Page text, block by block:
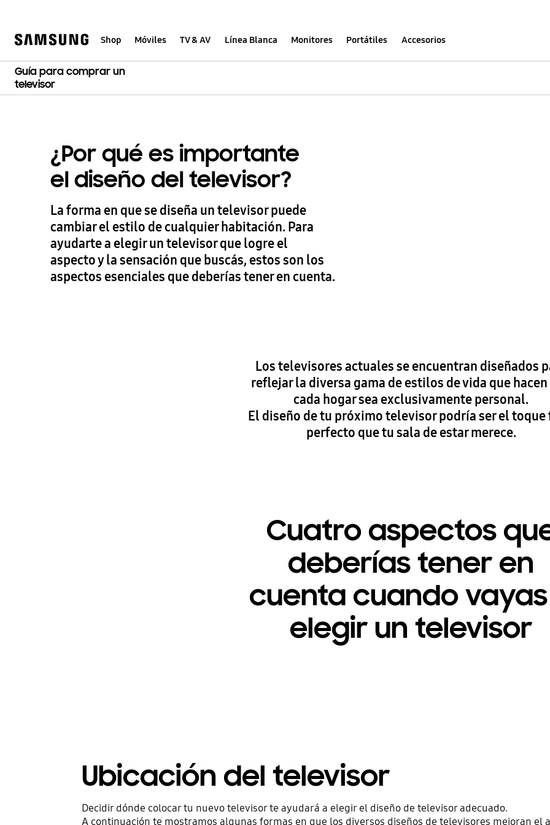
Shop Móviles TV & AV Línea Blanca Monitores Portátiles Accesorios
Guía para comprar un
televisor
¿Por qué es importante
el diseño del televisor?
La forma en que se diseña un televisor puede
cambiar el estilo de cualquier habitación. Para
ayudarte a elegir un televisor que logre el
aspecto y la sensación que buscás, estos son los
aspectos esenciales que deberías tener en cuenta.
Los televisores actuales se encuentran diseñados
reflejar la diversa gama de estilos de vida que hacen
cada hogar sea exclusivamente personal.
El diseño de tu próximo televisor podría ser el
perfecto que tu sala de estar merece.
Cuatro aspectos
deberías tener en
cuenta cuando
elegir un televisor
Ubicación del televisor
Decidir dónde colocar tu nuevo televisor te ayudará a elegir el diseño de televisor adecuado.
A continuación te mostramos algunas formas en que los diversos diseños de televisores mejoran el